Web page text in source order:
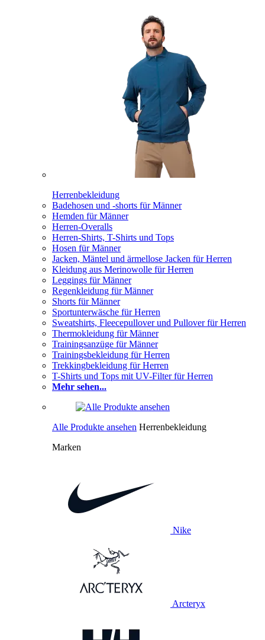
Herrenbekleidung
Badehosen und -shorts für Männer
Hemden für Männer
Herren-Overalls
Herren-Shirts, T-Shirts und Tops
Hosen für Männer
Jacken, Mäntel und ärmellose Jacken für Herren
Kleidung aus Merinowolle für Herren
Leggings für Männer
Regenkleidung für Männer
Shorts für Männer
Sportunterwäsche für Herren
Sweatshirts, Fleecepullover und Pullover für Herren
Thermokleidung für Männer
Trainingsanzüge für Männer
Trainingsbekleidung für Herren
Trekkingbekleidung für Herren
T-Shirts und Tops mit UV-Filter für Herren
Mehr sehen...
Alle Produkte ansehen Herrenbekleidung
Marken
Nike
Arcteryx